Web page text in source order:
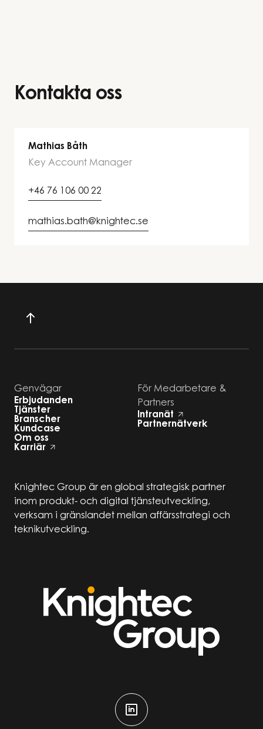
Kontakta oss
Mathias Båth
Key Account Manager
+46 76 106 00 22
mathias.bath@knightec.se
Genvägar
Erbjudanden
Tjänster
Branscher
Kundcase
Om oss
Karriär
För Medarbetare &
Partners
Intranät
Partnernätverk
Knightec Group är en global strategisk partner
inom produkt- och digital tjänsteutveckling,
verksam i gränslandet mellan affärsstrategi och
teknikutveckling.